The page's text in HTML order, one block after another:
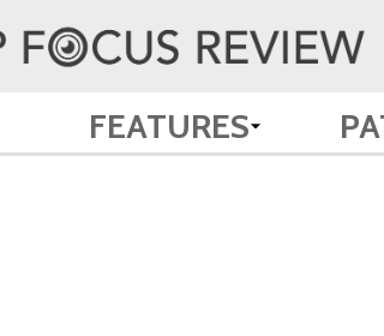
FEATURES